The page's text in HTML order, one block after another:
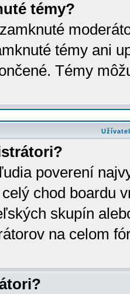
témy?
témy ani
Témy
poverení
chod boardu
skupín
na celom